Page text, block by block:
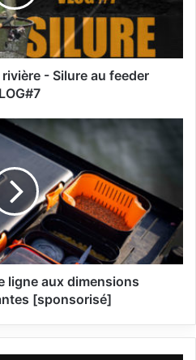
- Silure au feeder
ligne aux dimensions
[sponsorisé]